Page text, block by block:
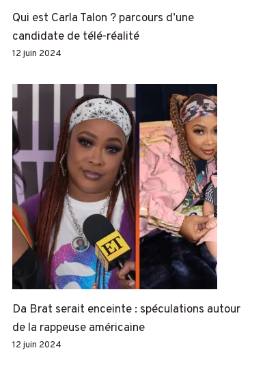
Qui est Carla Talon ? parcours d’une
candidate de télé-réalité
12 juin 2024
Da Brat serait enceinte : spéculations autour
de la rappeuse américaine
12 juin 2024